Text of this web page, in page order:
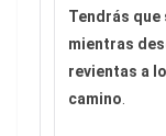
Tendrás
mientras
revientas a
camino